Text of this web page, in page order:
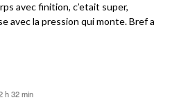
avec finition, c’etait super,
avec la pression qui monte. Bref a
h 32 min